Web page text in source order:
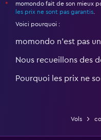
*
momondo fait de son mieux
les prix ne sont pas garantis
Voici pourquoi :
momondo n'est pas
Nous recueillons des
Pourquoi les prix ne
Vols